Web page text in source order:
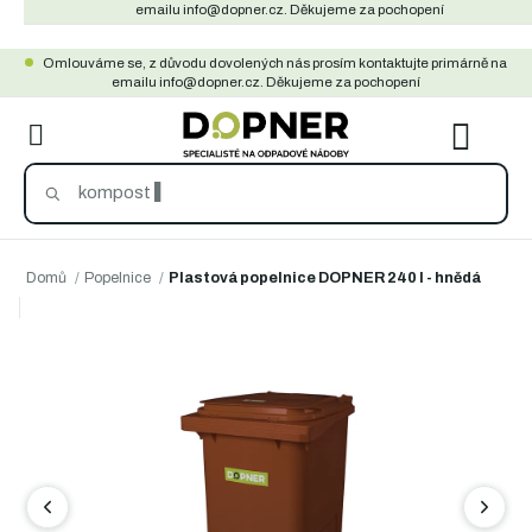
obsah
emailu info@dopner.cz. Děkujeme za pochopení
Omlouváme se, z důvodu dovolených nás prosím kontaktujte primárně na
emailu info@dopner.cz. Děkujeme za pochopení
KOŠÍK
Domů / Popelnice / Plastová popelnice DOPNER 240 l - hnědá